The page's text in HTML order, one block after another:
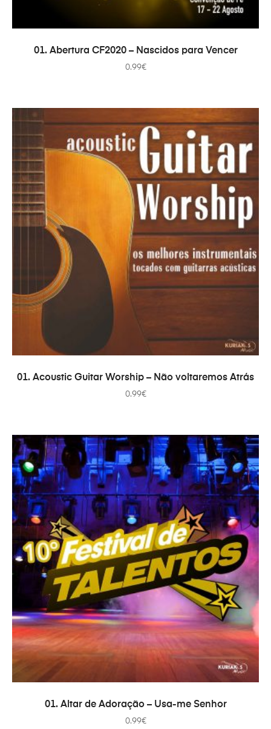
PRIDAŤ DO KOŠÍKA
01. Abertura CF2020 – Nascidos para Vencer
0.99€
PRIDAŤ DO KOŠÍKA
01. Acoustic Guitar Worship – Não voltaremos Atrás
0.99€
PRIDAŤ DO KOŠÍKA
01. Altar de Adoração – Usa-me Senhor
0.99€